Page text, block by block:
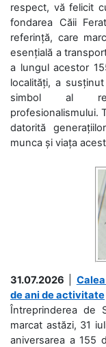
respect, vă felicit
fondarea Căii
referință, care
esențială a
a lungul acestor
localități, a
simbol al
profesionalismului.
datorită
munca și viața
31.07.2026
de ani de activitate
Întreprinderea de
marcat astăzi, 31
aniversarea a 155